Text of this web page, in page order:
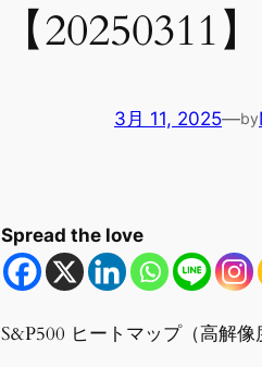
【
3月 11, 2025—by
Spread the love
S&P500 ヒートマップ（高解像